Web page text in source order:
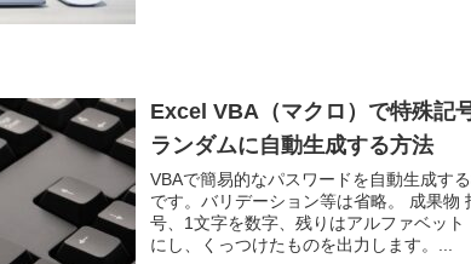
Excel VBA（マクロ）で特殊記
ランダムに自動生成する方法
VBAで簡易的なパスワードを自動生成す
です。バリデーション等は省略。 成果物
号、1文字を数字、残りはアルファベット
にし、くっつけたものを出力します。...